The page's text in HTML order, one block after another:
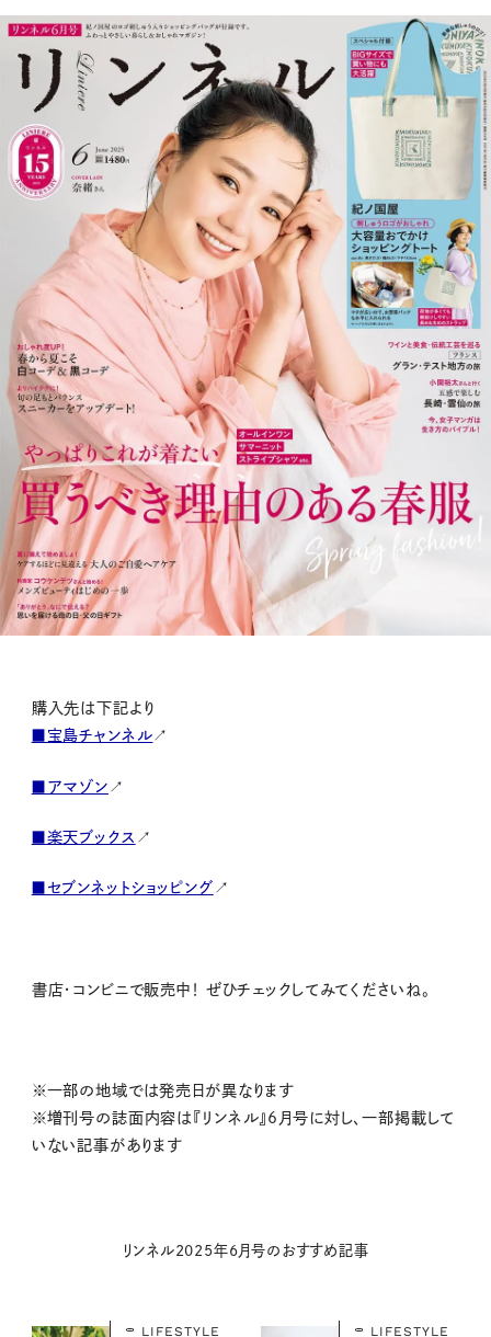
購入先は下記より
■宝島チャンネル↗
■アマゾン ↗
■楽天ブックス ↗
■セブンネットショッピング ↗
書店・コンビニで販売中！ ぜひチェックしてみてくださいね。
※一部の地域では発売日が異なります
※増刊号の誌面内容は『リンネル』6月号に対し、一部掲載して
いない記事があります
リンネル2025年6月号のおすすめ記事
LIFESTYLE LIFESTYLE